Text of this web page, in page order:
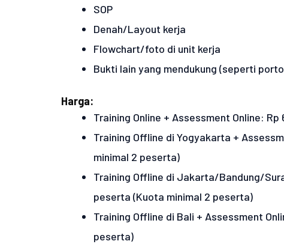
SOP
Denah/Layout kerja
Flowchart/foto di unit kerja
Bukti lain yang mendukung (seperti
Harga:
Training Online + Assessment Online:
Training Offline di Yogyakarta +
minimal 2 peserta)
Training Offline di Jakarta/Bandung/
peserta (Kuota minimal 2 peserta)
Training Offline di Bali + Assessment
peserta)